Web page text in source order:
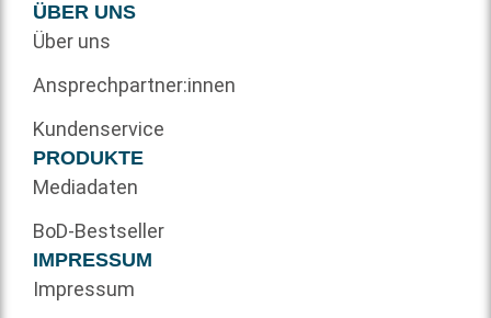
ÜBER UNS
Über uns
Ansprechpartner:innen
Kundenservice
PRODUKTE
Mediadaten
BoD-Bestseller
IMPRESSUM
Impressum